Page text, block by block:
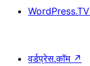
WordPress.TV
वर्डप्रेस.कॉम ↗